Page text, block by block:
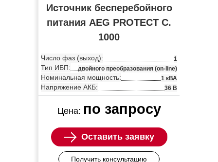
Источник бесперебойного
питания AEG PROTECT C.
1000
Число фаз (выход): 1
Тип ИБП: двойного преобразования (on-line)
Номинальная мощность: 1 кВА
Напряжение АКБ: 36 В
Цена: по запросу
Оставить заявку
Получить консультацию